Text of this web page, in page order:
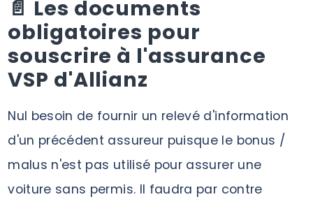
📄 Les documents
obligatoires pour
souscrire à l'assurance
VSP d'Allianz
Nul besoin de fournir un relevé d'information
d'un précédent assureur puisque le bonus /
malus n'est pas utilisé pour assurer une
voiture sans permis. Il faudra par contre